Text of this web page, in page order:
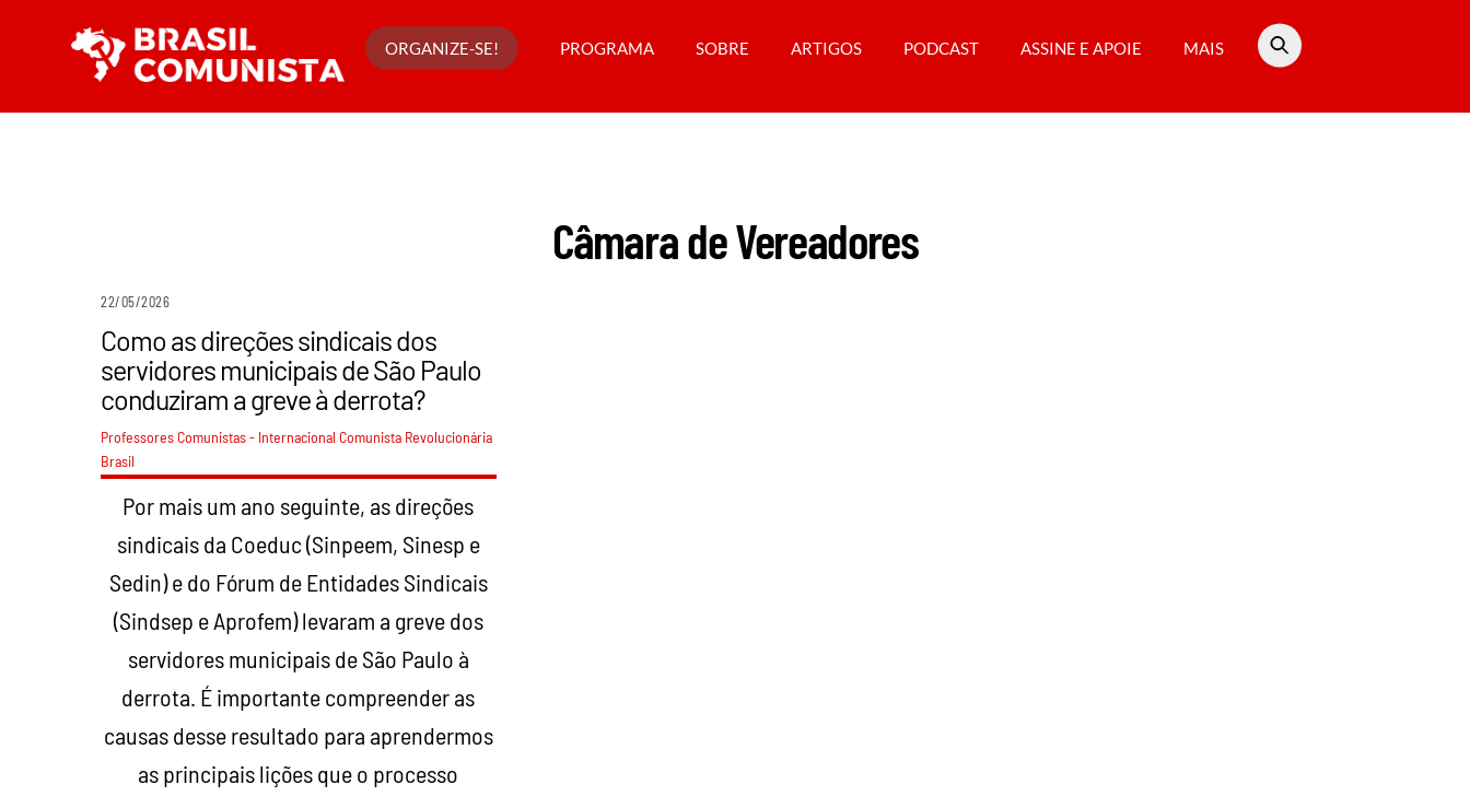
conteúdo
ORGANIZE-SE! PROGRAMA SOBRE ARTIGOS PODCAST ASSINE E APOIE MAIS
Câmara de Vereadores
22/05/2026
Como as direções sindicais dos
servidores municipais de São Paulo
conduziram a greve à derrota?
Professores Comunistas - Internacional Comunista Revolucionária
Brasil
Por mais um ano seguinte, as direções
sindicais da Coeduc (Sinpeem, Sinesp e
Sedin) e do Fórum de Entidades Sindicais
(Sindsep e Aprofem) levaram a greve dos
servidores municipais de São Paulo à
derrota. É importante compreender as
causas desse resultado para aprendermos
as principais lições que o processo